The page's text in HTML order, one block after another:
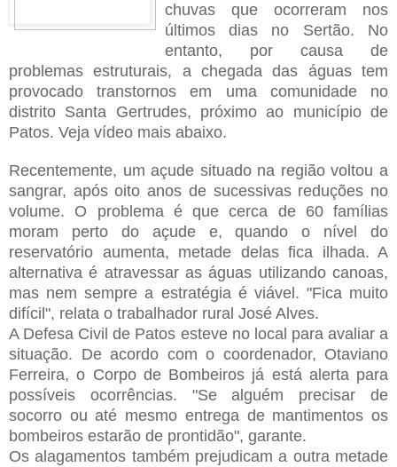
chuvas que ocorreram nos
últimosdias no Sertão. No
entanto, por causa de
problemas estruturais, a chegada das águas tem
provocado transtornos em uma comunidade no
distrito Santa Gertrudes, próximo ao município de
Patos. Veja vídeo mais abaixo.
Recentemente, um açude situado na região voltou a
sangrar, após oito anos de sucessivas reduções no
volume. O problema é que cerca de 60 famílias
moram perto do açude e, quando o nível do
reservatório aumenta, metade delas fica ilhada. A
alternativa é atravessar as águas utilizando canoas,
mas nem sempre a estratégia é viável. "Fica muito
difícil", relata o trabalhador rural José Alves.
A Defesa Civil de Patos esteve no local para avaliar a
situação. De acordo com o coordenador, Otaviano
Ferreira, o Corpo de Bombeiros já está alerta para
possíveis ocorrências. "Se alguém precisar de
socorro ou até mesmo entrega de mantimentos os
bombeiros estarão de prontidão", garante.
Os alagamentos também prejudicam a outra metade